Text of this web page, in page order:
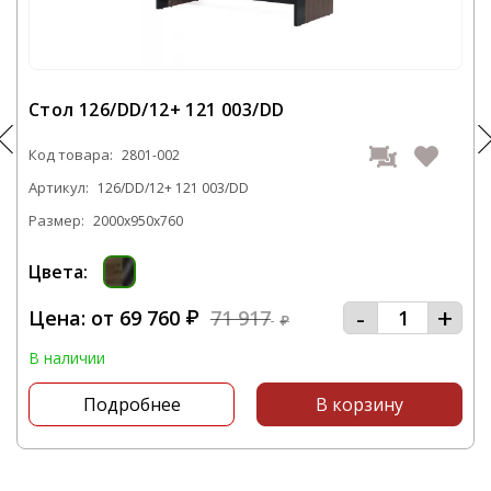
займет у вас большого количества времени.
качественную мебель в самые короткие
сроки.
Звоните нам по телефону
располагается по адресу: г. Москва,
Походный проезд, д. 4, корп. 1, офис 602, 6-й
этаж
Стол 126/DD/12+ 121 003/DD
Код товара: 2801-002
Артикул: 126/DD/12+ 121 003/DD
Размер: 2000x950x760
Цвета:
Цена: от 69 760 ₽ 71 917 ₽ - +
В наличии
Подробнее В корзину